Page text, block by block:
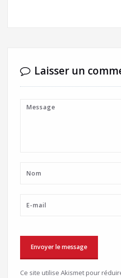
Laisser un
Ce site utilise Akismet pour